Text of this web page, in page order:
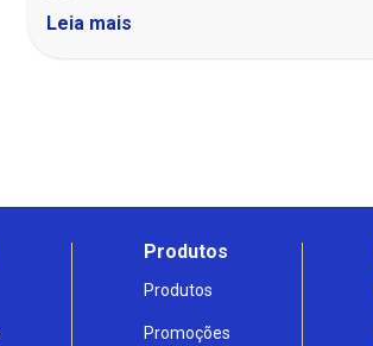
Leia mais
Produtos
Produtos
Promoções